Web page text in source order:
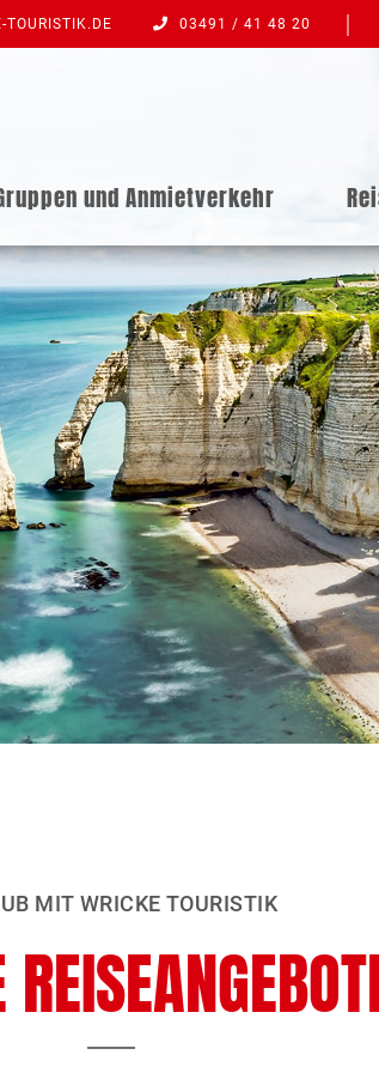
TOURISTIK.DE 03491 / 41 48 20
und Anmietverkehr
MIT WRICKE TOURISTIK